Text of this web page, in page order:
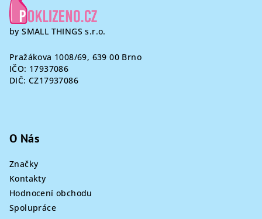
by SMALL THINGS s.r.o.
Pražákova 1008/69, 639 00 Brno
IČO: 17937086
DIČ: CZ17937086
O Nás
Značky
Kontakty
Hodnocení obchodu
Spolupráce